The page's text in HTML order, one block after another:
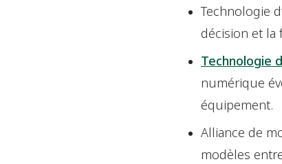
Technologie
décision et la
Technologie
numérique
équipement.
Alliance de
modèles